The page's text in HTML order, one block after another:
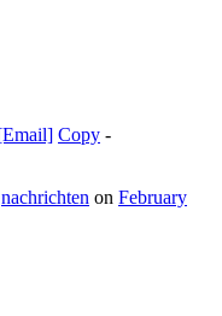
Copy -
nachrichten on February